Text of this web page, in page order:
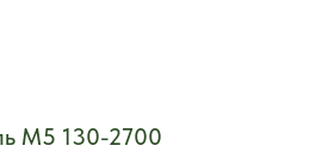
M5 130-2700